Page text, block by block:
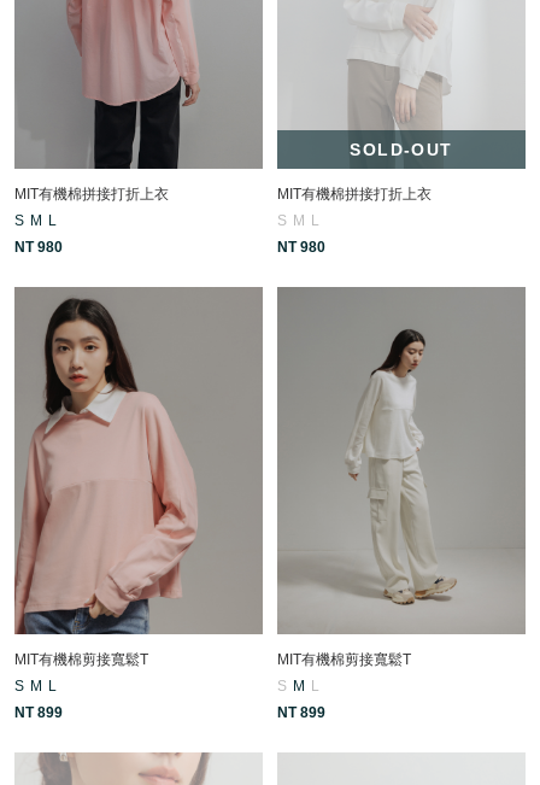
MIT有機棉拼接打折上衣
S M L
NT 980
SOLD-OUT
MIT有機棉拼接打折上衣
S M L
NT 980
MIT有機棉剪接寬鬆T
S M
L
NT 899
MIT有機棉剪接寬鬆T
S M
L
NT 899